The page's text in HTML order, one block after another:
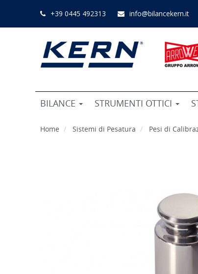
+39 0445 492313 info@bilancekern.it
BILANCE STRUMENTI OTTICI
Home Sistemi di Pesatura Pesi di